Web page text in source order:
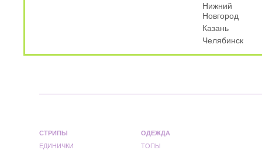
Нижний
Новгород
Казань
Челябинск
СТРИПЫ
ЕДИНИЧКИ
ОДЕЖДА
ТОПЫ